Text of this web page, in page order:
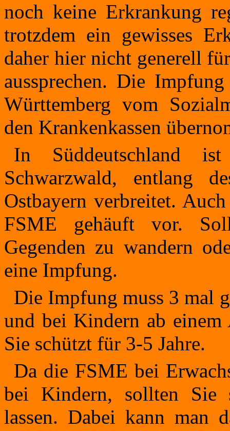
noch keine Erkrankung
trotzdem ein gewisses
daher hier nicht generell
aussprechen. Die
Württemberg vom
den Krankenkassen
In Süddeutschland
Schwarzwald, entlang
Ostbayern verbreitet.
FSME gehäuft vor.
Gegenden zu wandern
eine Impfung.
Die Impfung muss 3 mal
und bei Kindern ab einem
Sie schützt für 3-5 Jahre.
Da die FSME bei
bei Kindern, sollten Sie
lassen. Dabei kann man